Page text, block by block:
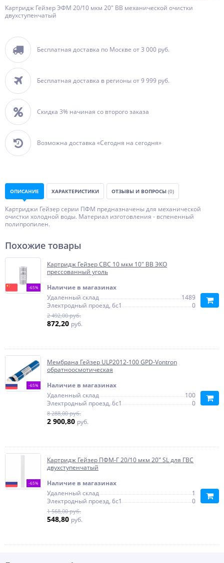
Картридж Гейзер ЭФМ 20/10 мкм 20" BB механической очистки
двухступенчатый
Бесплатная доставка по Москве от 3 000 руб.
Бесплатная доставка в регионы от 9 999 руб.
Скидка 3% начиная со второго заказа
Возможна доставка «Сегодня на сегодня»
ОПИСАНИЕ ХАРАКТЕРИСТИКИ ОТЗЫВЫ И ВОПРОСЫ (0)
Картриджи Гейзер серии ПФМ предназначены для механической
очистки холодной воды. Материал изготовления - вспененный
полипропилен.
Похожие товары
-65%
Картридж Гейзер СВС 10 мкм 10" BB ЭКО
прессованный уголь
Наличие в магазинах
Удаленный склад
1489
Электродный проезд, 6с1
0
2 492,00 руб.
872,20 руб.
-65%
Мембрана Гейзер ULP2012-100 GPD-Vontron
обратноосмотическая
Наличие в магазинах
Удаленный склад
100
Электродный проезд, 6с1
0
8 288,00 руб.
2 900,80 руб.
-65%
Картридж Гейзер ПФМ-Г 20/10 мкм 20" SL для ГВС
двухступенчатый
Наличие в магазинах
Удаленный склад
1
Электродный проезд, 6с1
0
1 568,00 руб.
548,80 руб.